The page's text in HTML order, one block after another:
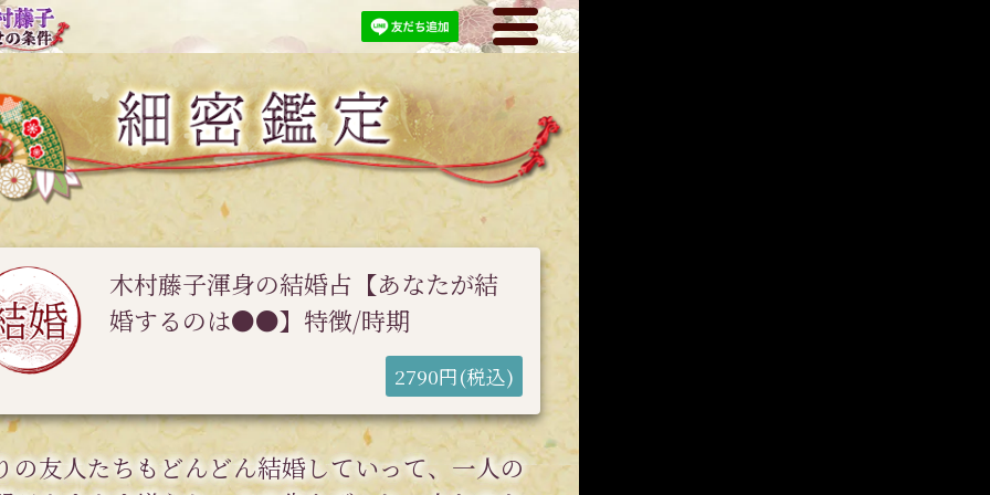
木村藤子渾身の結婚占【あなたが結
婚するのは●●】特徴/時期
2790円(税込)
の友人たちもどんどん結婚していって、一人の